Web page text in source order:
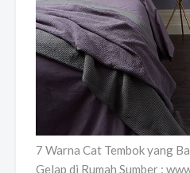
7 Warna Cat Tembok yang
Gelap di Rumah Sumber :